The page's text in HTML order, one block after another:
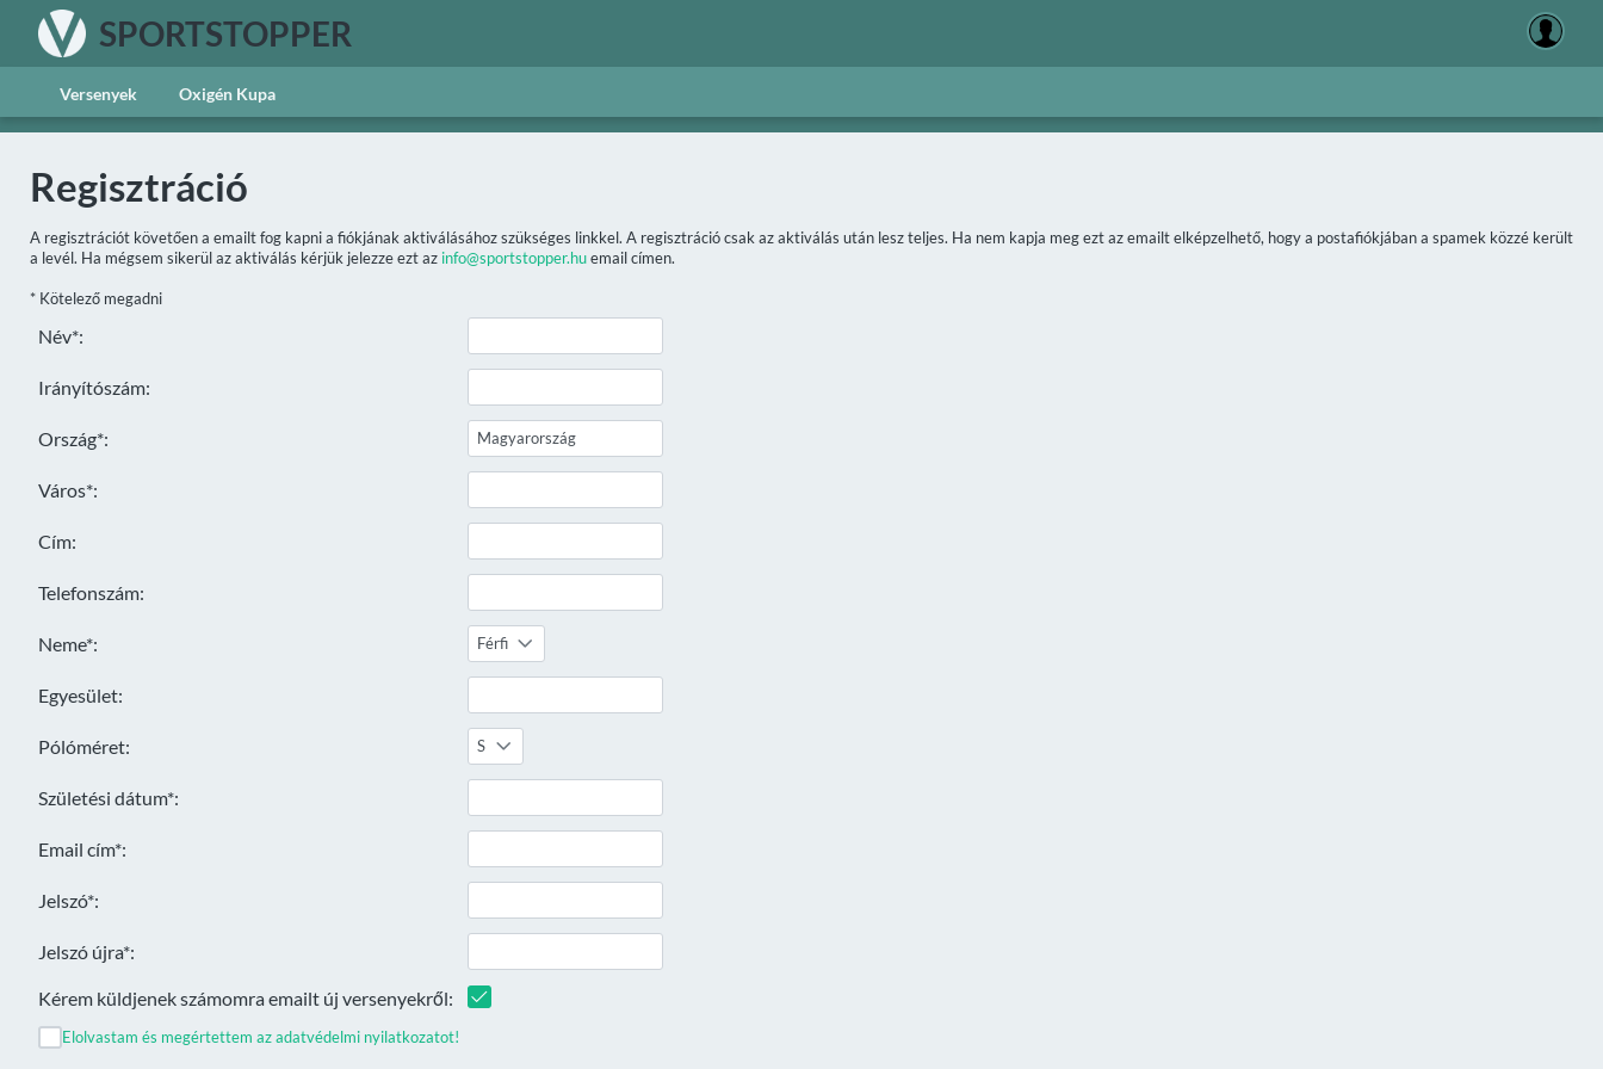
SPORTSTOPPER
Versenyek Oxigén Kupa
Regisztráció
A regisztrációt követően a emailt fog kapni a fiókjának aktiválásához szükséges linkkel. A regisztráció csak az aktiválás után lesz teljes. Ha nem kapja meg ezt az emailt elképzelhető, hogy a postafiókjában a spamek közzé került
a levél. Ha mégsem sikerül az aktiválás kérjük jelezze ezt az info@sportstopper.huemail címen.
* Kötelező megadni
Elolvastam és megértettem az adatvédelmi nyilatkozatot!
Név*:
Irányítószám:
Ország*:
Város*:
Cím:
Telefonszám:
Neme*: Férfi
Egyesület:
Pólóméret: S
Születési dátum*:
Email cím*:
Jelszó*:
Jelszó újra*:
Kérem küldjenek számomra emailt új versenyekről: